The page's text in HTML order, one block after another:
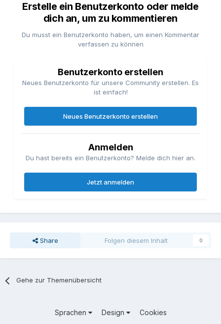
Erstelle ein Benutzerkonto oder melde
dich an, um zu kommentieren
Du musst ein Benutzerkonto haben, um einen Kommentar
verfassen zu können
Benutzerkonto erstellen
Neues Benutzerkonto für unsere Community erstellen. Es
ist einfach!
Neues Benutzerkonto erstellen
Anmelden
Du hast bereits ein Benutzerkonto? Melde dich hier an.
Jetzt anmelden
Share Folgen diesem Inhalt 0
Gehe zur Themenübersicht
Sprachen Design Cookies